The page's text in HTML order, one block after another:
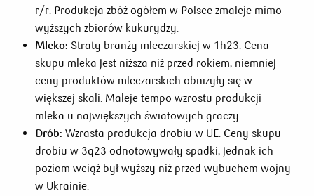
800 302 302
r/r. Produkcja zbóż ogółem w Polsce zmaleje mimo
wyższych zbiorów kukurydzy.
Mleko: Straty branży mleczarskiej w 1h23. Cena
skupu mleka jest niższa niż przed rokiem, niemniej
ceny produktów mleczarskich obniżyły się w
większej skali. Maleje tempo wzrostu produkcji
mleka u największych światowych graczy.
Drób: Wzrasta produkcja drobiu w UE. Ceny skupu
drobiu w 3q23 odnotowywały spadki, jednak ich
poziom wciąż był wyższy niż przed wybuchem wojny
w Ukrainie.